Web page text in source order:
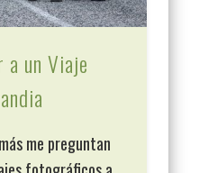
a un Viaje
me preguntan